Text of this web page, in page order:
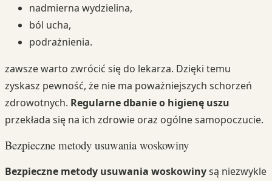
nadmierna wydzielina,
ból ucha,
podrażnienia.
zawsze warto zwrócić się do lekarza. Dzięki temu
zyskasz pewność, że nie ma poważniejszych schorzeń
zdrowotnych. Regularne dbanie o higienę uszu
przekłada się na ich zdrowie oraz ogólne samopoczucie.
Bezpieczne metody usuwania woskowiny
Bezpieczne metody usuwania woskowinysą niezwykle